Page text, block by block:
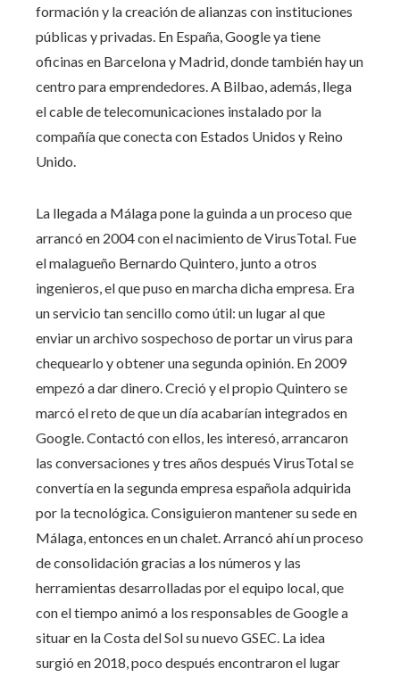
formación y la creación de alianzas con instituciones
públicas y privadas. En España, Google ya tiene
oficinas en Barcelona y Madrid, donde también hay un
centro para emprendedores. A Bilbao, además, llega
el cable de telecomunicaciones instalado por la
compañía que conecta con Estados Unidos y Reino
Unido.
La llegada a Málaga pone la guinda a un proceso que
arrancó en 2004 con el nacimiento de VirusTotal. Fue
el malagueño Bernardo Quintero, junto a otros
ingenieros, el que puso en marcha dicha empresa. Era
un servicio tan sencillo como útil: un lugar al que
enviar un archivo sospechoso de portar un virus para
chequearlo y obtener una segunda opinión. En 2009
empezó a dar dinero. Creció y el propio Quintero se
marcó el reto de que un día acabarían integrados en
Google. Contactó con ellos, les interesó, arrancaron
las conversaciones y tres años después VirusTotal se
convertía en la segunda empresa española adquirida
por la tecnológica. Consiguieron mantener su sede en
Málaga, entonces en un chalet. Arrancó ahí un proceso
de consolidación gracias a los números y las
herramientas desarrolladas por el equipo local, que
con el tiempo animó a los responsables de Google a
situar en la Costa del Sol su nuevo GSEC. La idea
surgió en 2018, poco después encontraron el lugar